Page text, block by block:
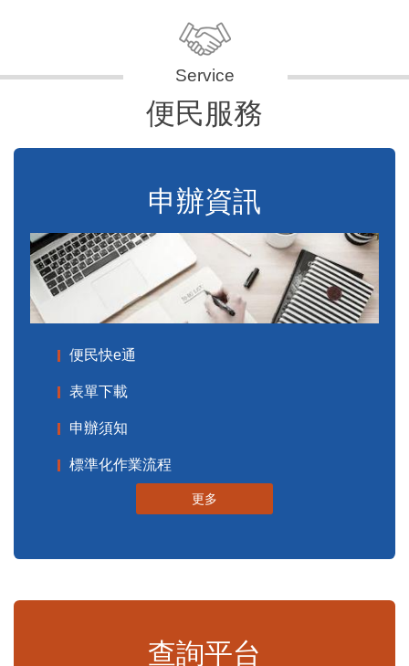
便民服務
申辦資訊
便民快e通
表單下載
申辦須知
標準化作業流程
更多
查詢平台